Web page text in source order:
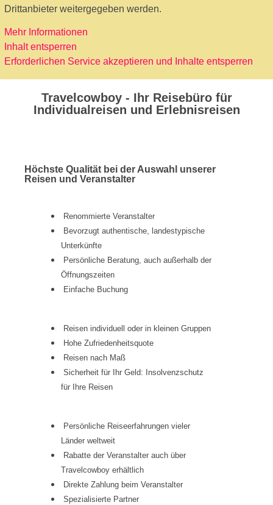
Drittanbieter weitergegeben werden.
Mehr Informationen
Inhalt entsperren
Erforderlichen Service akzeptieren und Inhalte entsperren
Travelcowboy - Ihr Reisebüro für
Individualreisen und Erlebnisreisen
Höchste Qualität bei der Auswahl unserer
Reisen und Veranstalter
Renommierte Veranstalter
Bevorzugt authentische, landestypische
Unterkünfte
Persönliche Beratung, auch außerhalb der
Öffnungszeiten
Einfache Buchung
Reisen individuell oder in kleinen Gruppen
Hohe Zufriedenheitsquote
Reisen nach Maß
Sicherheit für Ihr Geld: Insolvenzschutz
für Ihre Reisen
Persönliche Reiseerfahrungen vieler
Länder weltweit
Rabatte der Veranstalter auch über
Travelcowboy erhältlich
Direkte Zahlung beim Veranstalter
Spezialisierte Partner